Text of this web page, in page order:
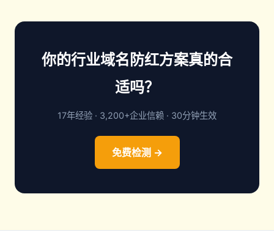
你的行业域名防红方案真的合
适吗？
17年经验 · 3,200+企业信赖 · 30分钟生效
免费检测 →